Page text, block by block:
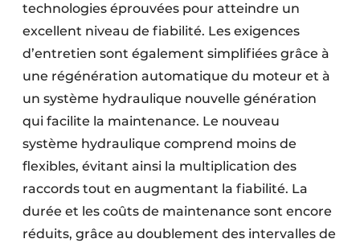
technologies éprouvées pour atteindre un
excellent niveau de fiabilité. Les exigences
d’entretien sont également simplifiées grâce à
une régénération automatique du moteur et à
un système hydraulique nouvelle génération
qui facilite la maintenance. Le nouveau
système hydraulique comprend moins de
flexibles, évitant ainsi la multiplication des
raccords tout en augmentant la fiabilité. La
durée et les coûts de maintenance sont encore
réduits, grâce au doublement des intervalles de